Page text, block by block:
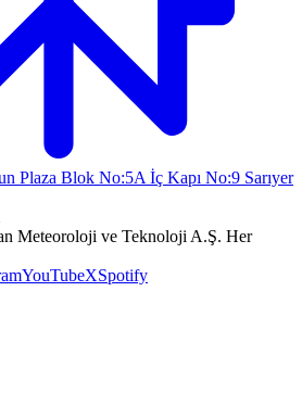
Plaza Blok No:5A İç Kapı No:9 Sarıyer
Meteoroloji ve Teknoloji A.Ş. Her
YouTubeXSpotify